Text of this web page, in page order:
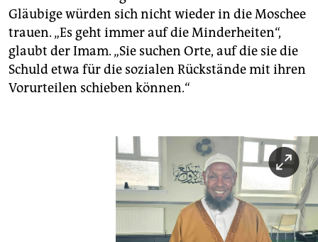
Gläubige würden sich nicht wieder in die Moschee
trauen. „Es geht immer auf die Minderheiten“,
glaubt der Imam. „Sie suchen Orte, auf die sie die
Schuld etwa für die sozialen Rückstände mit ihren
Vorurteilen schieben können.“